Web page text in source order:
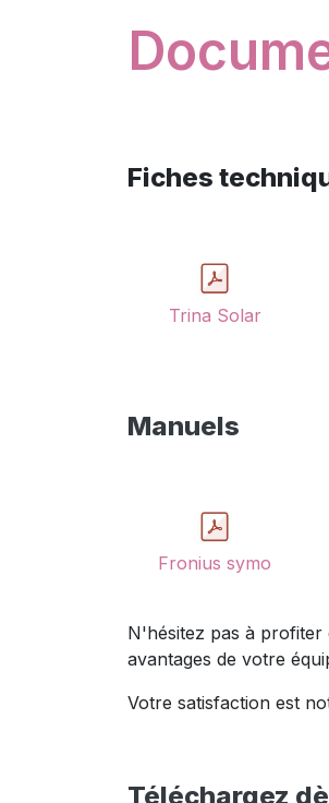
Fiches
Trina Solar
Manuels
Fronius symo
N'hésitez pas à profiter
avantages de votre
Votre satisfaction est
Téléchargez